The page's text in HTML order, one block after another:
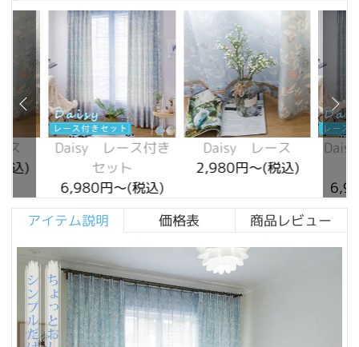
ス
込)
Daisy レース付き
セット
6,980円～(税込)
Daisy レース
2,980円～(税込)
アイテム説明
価格表 商品レビュー